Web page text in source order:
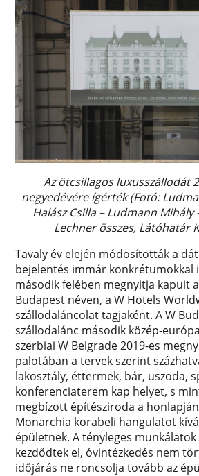
Az ötcsillagos luxusszállodát
negyedévére ígérték (Fotó:
Halász Csilla – Ludmann Mihály
Lechner összes, Látóhatár
Tavaly év elején módosították a
bejelentés immár konkrétumokkal
második felében megnyitja kapuit
Budapest néven, a W Hotels
szállodaláncolat tagjaként. A W
szállodalánc második közép-
szerbiai W Belgrade 2019-es
palotában a tervek szerint
lakosztály, éttermek, bár, uszoda,
konferenciaterem kap helyet, s
megbízott építésziroda a
Monarchia korabeli hangulatot
épületnek. A tényleges
kezdődtek el, óvintézkedés nem
időjárás ne roncsolja tovább az